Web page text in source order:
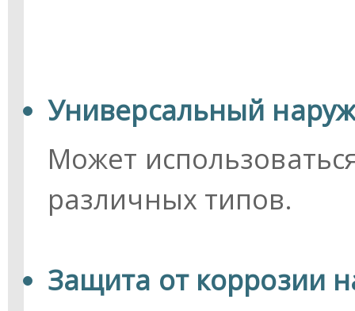
Универсальный
Может
различных типов.
Защита от коррозии